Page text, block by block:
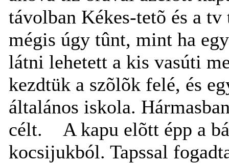
távolban Kékes-tetõ és a
mégis úgy tûnt, mint ha
látni lehetett a kis vasúti
kezdtük a szõlõk felé, és
általános iskola.
célt.
A kapu elõtt épp a
kocsijukból. Tapssal